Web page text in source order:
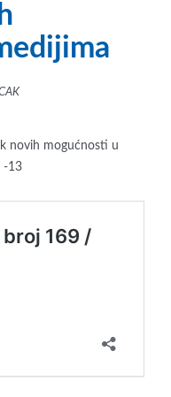
novih mogućnosti u
-13